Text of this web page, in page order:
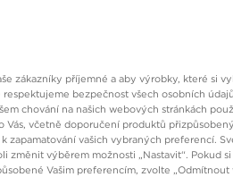
zákazníky příjemné a aby výrobky, které si
bezpečnost všech osobních
chování na našich webových stránkách
Vás, včetně doporučení produktů
zapamatování vašich vybraných preferencí.
změnit výběrem možnosti „Nastavit“. Pokud
Vašim preferencím, zvolte „Odmítnout